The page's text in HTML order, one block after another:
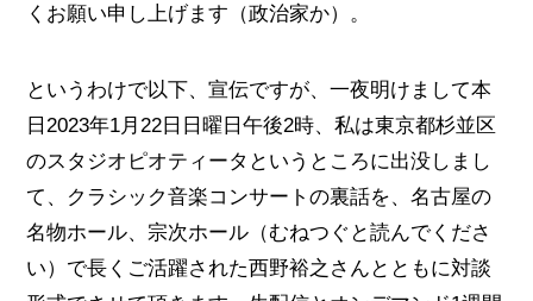
くお願い申し上げます（政治家か）。
というわけで以下、宣伝ですが、一夜明けまして本
日2023年1月22日日曜日午後2時、私は東京都杉並区
のスタジオピオティータというところに出没しまし
て、クラシック音楽コンサートの裏話を、名古屋の
名物ホール、宗次ホール（むねつぐと読んでくださ
い）で長くご活躍された西野裕之さんとともに対談